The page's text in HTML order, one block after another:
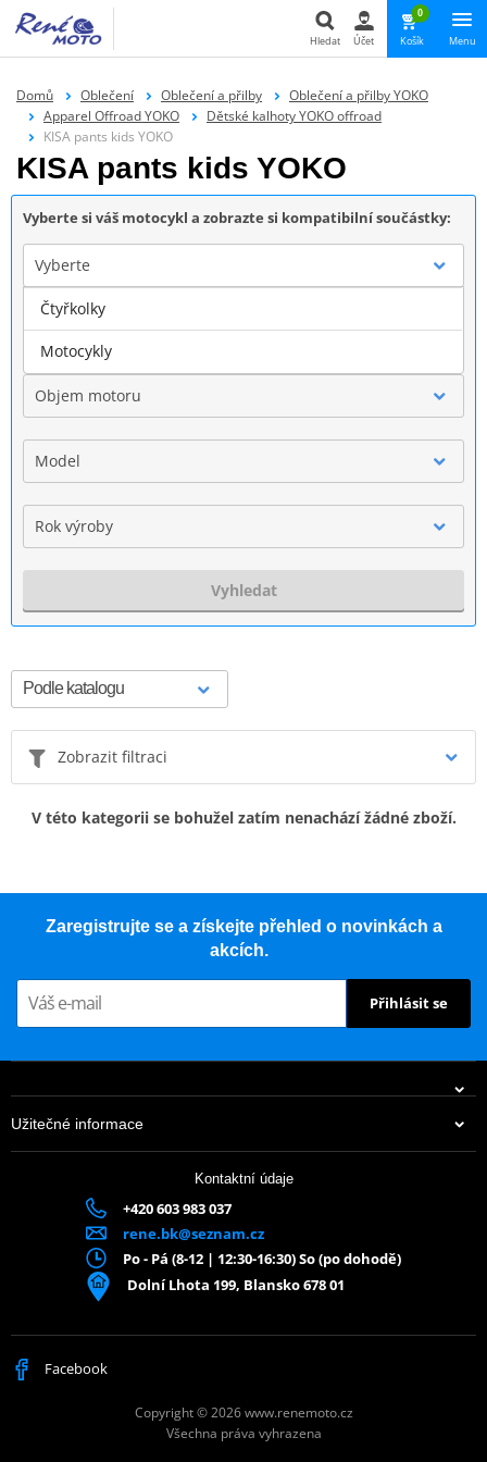
Hledat
Hledat Účet
0
Košík Menu
Domů Oblečení Oblečení a přilby
Oblečení a přilby YOKO
Apparel Offroad YOKO
Dětské kalhoty YOKO offroad
KISA pants kids YOKO
KISA pants kids YOKO
Vyberte si váš motocykl a zobrazte si kompatibilní součástky:
Vyberte
Značka
Objem motoru
Model
Rok výroby
Vyhledat
Zobrazit filtraci
V této kategorii se bohužel zatím nenachází žádné zboží.
Zaregistrujte se a získejte přehled o novinkách a
akcích.
Přihlásit se
Užitečné informace
Kontaktní údaje
+420 603 983 037
rene.bk@seznam.cz
Po - Pá (8-12 | 12:30-16:30) So (po dohodě)
Dolní Lhota 199, Blansko 678 01
Facebook
Copyright © 2026 www.renemoto.cz
Všechna práva vyhrazena
Čtyřkolky
Motocykly